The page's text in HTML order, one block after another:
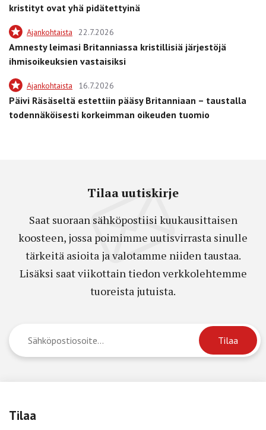
kristityt ovat yhä pidätettyinä
Ajankohtaista 22.7.2026
Amnesty leimasi Britanniassa kristillisiä järjestöjä
ihmisoikeuksien vastaisiksi
Ajankohtaista 16.7.2026
Päivi Räsäseltä estettiin pääsy Britanniaan – taustalla
todennäköisesti korkeimman oikeuden tuomio
Tilaa uutiskirje
Saat suoraan sähköpostiisi kuukausittaisen
koosteen, jossa poimimme uutisvirrasta sinulle
tärkeitä asioita ja valotamme niiden taustaa.
Lisäksi saat viikottain tiedon verkkolehtemme
tuoreista jutuista.
Tilaa